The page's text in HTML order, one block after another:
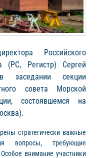
Российского
(РС, Регистр) Сергей
секции
совета Морской
состоявшемся на
стратегически важные
вопросы, требующие
внимание участники